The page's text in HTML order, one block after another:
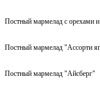
Постный мармелад с орехами
Постный мармелад "Ассорти
Постный мармелад "Айсберг"